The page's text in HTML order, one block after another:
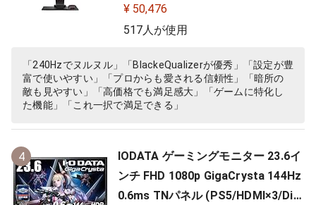
t DVI-DL搭載 FPS向き ディスプレイ
¥ 50,476
517人が使用
「240Hzでヌルヌル」「BlackeQualizerが優秀」「設定が豊
富で使いやすい」「プロからも愛される信頼性」「暗所の
敵も見やすい」「高価格でも満足感大」「ゲームに特化し
た機能」「これ一択で満足できる」
4
IODATA ゲーミングモニター 23.6イ
ンチ FHD 1080p GigaCrysta 144Hz
0.6ms TNパネル (PS5/HDMI×3/Dis